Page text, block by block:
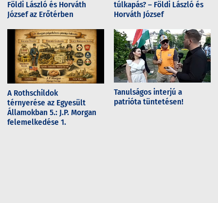
Földi László és Horváth
József az Erőtérben
túlkapás? – Földi László és
Horváth József
A Rothschildok
térnyerése az Egyesült
Államokban 5.: J.P. Morgan
felemelkedése 1.
Tanulságos interjú a
patrióta tüntetésen!